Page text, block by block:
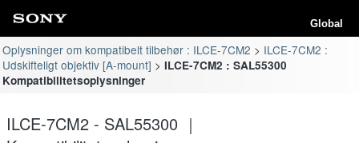
Global
Oplysninger om kompatibelt tilbehør : ILCE-7CM2
ILCE-7CM2 :
Udskifteligt objektiv [A-mount]
ILCE-7CM2 : SAL55300
Kompatibilitetsoplysninger
ILCE-7CM2 - SAL55300 ｜